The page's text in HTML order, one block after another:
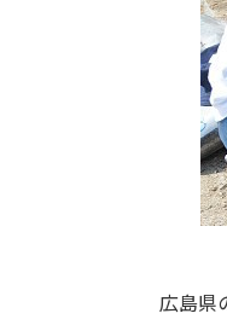
広島県